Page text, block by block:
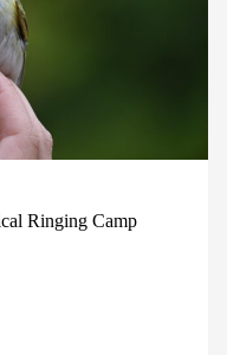
Ringing Camp